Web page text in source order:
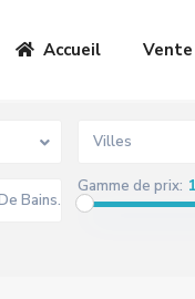
Accueil Vente
Villes
Gamme de prix: